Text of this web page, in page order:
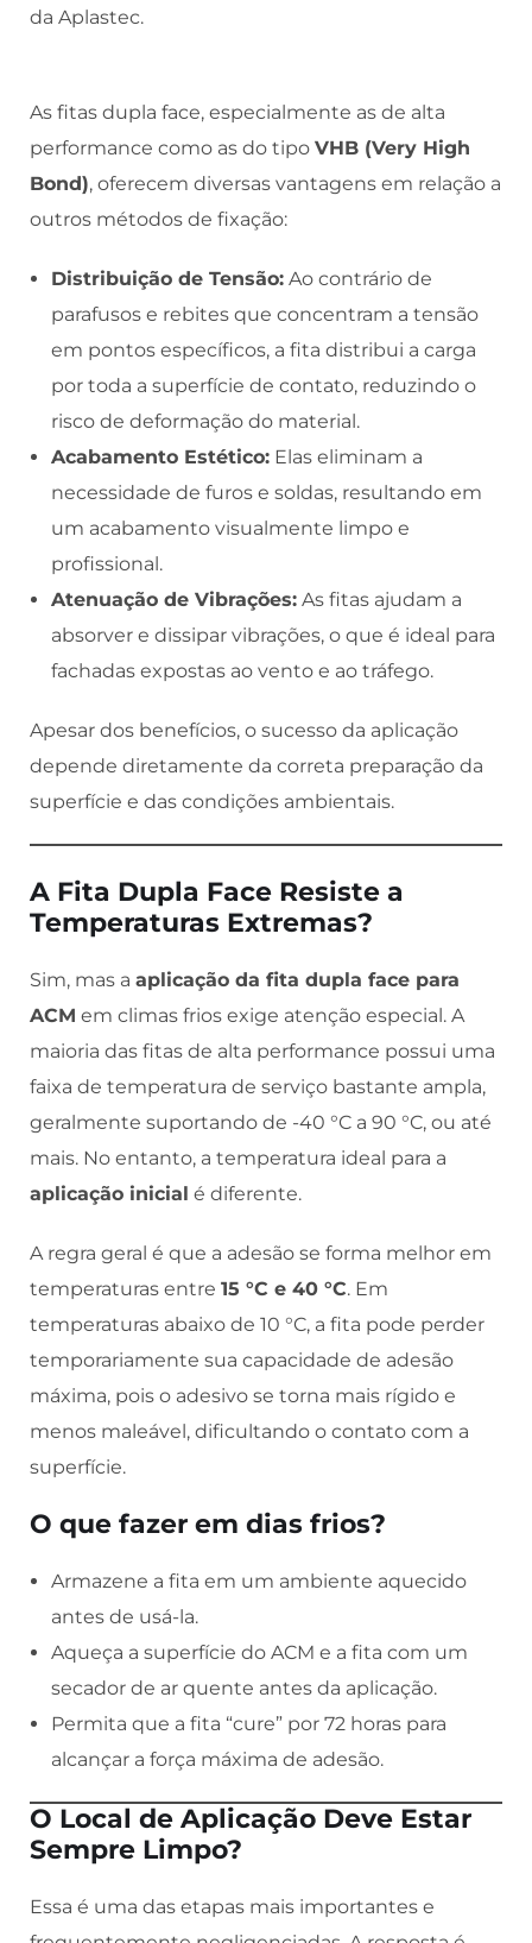
da Aplastec.
As fitas dupla face, especialmente as de alta
performance como as do tipo VHB (Very High
Bond), oferecem diversas vantagens em relação a
outros métodos de fixação:
Distribuição de Tensão: Ao contrário de
parafusos e rebites que concentram a tensão
em pontos específicos, a fita distribui a carga
por toda a superfície de contato, reduzindo o
risco de deformação do material.
Acabamento Estético: Elas eliminam a
necessidade de furos e soldas, resultando em
um acabamento visualmente limpo e
profissional.
Atenuação de Vibrações: As fitas ajudam a
absorver e dissipar vibrações, o que é ideal para
fachadas expostas ao vento e ao tráfego.
Apesar dos benefícios, o sucesso da aplicação
depende diretamente da correta preparação da
superfície e das condições ambientais.
A Fita Dupla Face Resiste a
Temperaturas Extremas?
Sim, mas a aplicação da fita dupla face para
ACM em climas frios exige atenção especial. A
maioria das fitas de alta performance possui uma
faixa de temperatura de serviço bastante ampla,
geralmente suportando de -40 °C a 90 °C, ou até
mais. No entanto, a temperatura ideal para a
aplicação inicial é diferente.
A regra geral é que a adesão se forma melhor em
temperaturas entre 15 °C e 40 °C. Em
temperaturas abaixo de 10 °C, a fita pode perder
temporariamente sua capacidade de adesão
máxima, pois o adesivo se torna mais rígido e
menos maleável, dificultando o contato com a
superfície.
O que fazer em dias frios?
Armazene a fita em um ambiente aquecido
antes de usá-la.
Aqueça a superfície do ACM e a fita com um
secador de ar quente antes da aplicação.
Permita que a fita “cure” por 72 horas para
alcançar a força máxima de adesão.
O Local de Aplicação Deve Estar
Sempre Limpo?
Essa é uma das etapas mais importantes e